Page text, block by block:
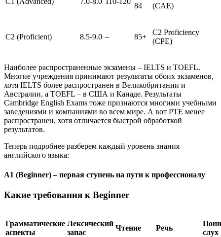
84
(CAE)
C2 (Proficient) 8.5-9.0 – 85+
C2 Proficiency
(CPE)
Наиболее распространенные экзамены – IELTS и TOEFL.
Многие учреждения принимают результаты обоих экзаменов,
хотя IELTS более распространен в Великобритании и
Австралии, а TOEFL – в США и Канаде. Результаты
Cambridge English Exams тоже признаются многими учебными
заведениями и компаниями во всем мире. А вот PTE менее
распространен, хотя отличается быстрой обработкой
результатов.
Теперь подробнее разберем каждый уровень знания
английского языка:
A1 (Beginner) – первая ступень на пути к профессионалу
Какие требования к Beginner
Грамматические
аспекты
Лексический
запас
Чтение Речь
слух